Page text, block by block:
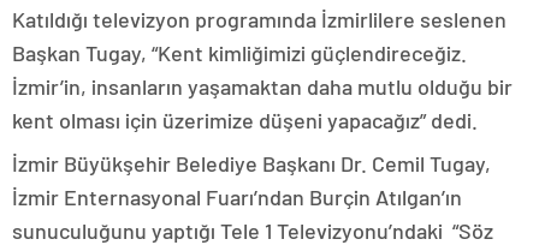
Katıldığı televizyon programında İzmirlilere seslenen
Başkan Tugay, “Kent kimliğimizi güçlendireceğiz.
İzmir’in, insanların yaşamaktan daha mutlu olduğu bir
kent olması için üzerimize düşeni yapacağız” dedi.
İzmir Büyükşehir Belediye Başkanı Dr. Cemil Tugay,
İzmir Enternasyonal Fuarı’ndan Burçin Atılgan’ın
sunuculuğunu yaptığı Tele 1 Televizyonu’ndaki “Söz